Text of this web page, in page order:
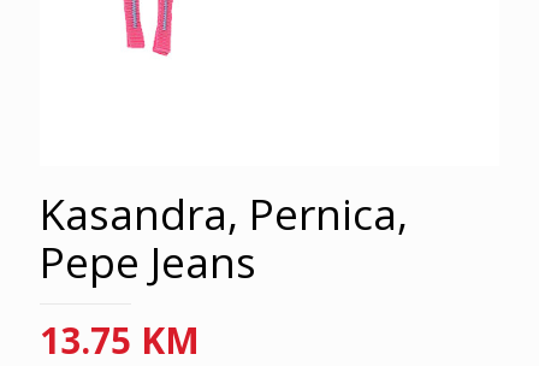
Kasandra, Pernica,
Pepe Jeans
13.75 KM